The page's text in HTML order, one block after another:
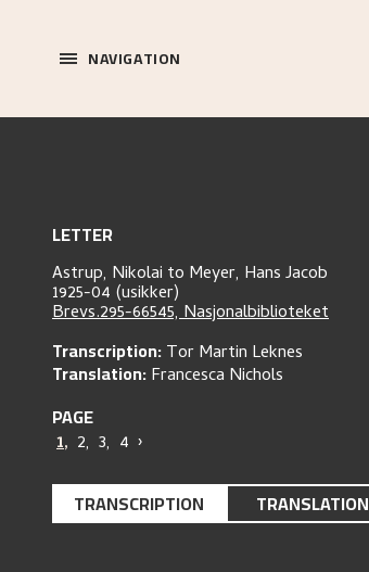
NAVIGATION
LETTER
Astrup, Nikolai to Meyer, Hans Jacob
1925-04 (usikker)
Brevs.295-66545, Nasjonalbiblioteket
Transcription:Tor Martin Leknes
Translation:Francesca Nichols
PAGE
1, 2, 3, 4 ›
TRANSCRIPTION TRANSLATION